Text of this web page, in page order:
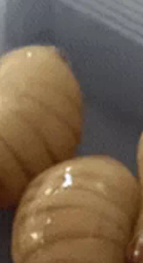
Hồ sơ điều tra
Tiếng nói công dân
An ninh - Hình sự
INFOCUS